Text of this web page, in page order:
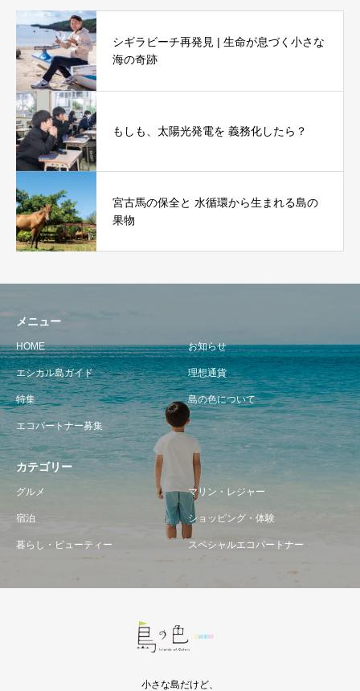
シギラビーチ再発見 | 生命が息づく小さな
海の奇跡
もしも、太陽光発電を 義務化したら？
宮古馬の保全と 水循環から生まれる島の
果物
メニュー
HOME お知らせ
エシカル島ガイド 理想通貨
特集 島の色について
エコパートナー募集
カテゴリー
グルメ マリン・レジャー
宿泊 ショッピング・体験
暮らし・ビューティー スペシャルエコパートナー
小さな島だけど、